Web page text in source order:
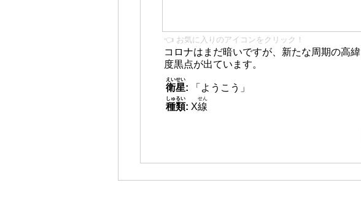
👈 お気に入りのアイコンをクリック！
コロナはまだ暗いですが、新たな周期の高緯
度黒点が出ています。
衛星
えいせい
:
「ようこう」
種類
しゅるい
: X線
せん